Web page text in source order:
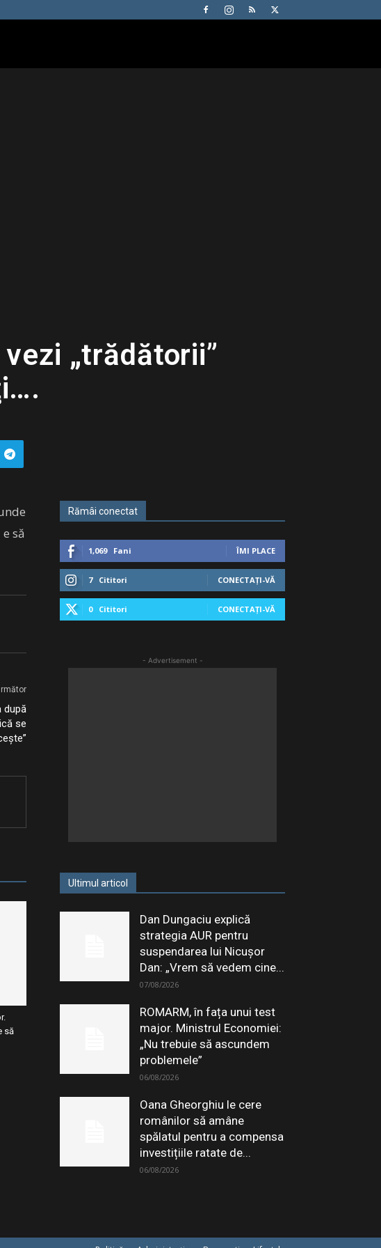
„trădătorii”
să
după
se
să
Rămâi conectat
1,069 Fani ÎMI PLACE
7 Cititori CONECTAȚI-VĂ
0 Cititori CONECTAȚI-VĂ
- Advertisement -
Ultimul articol
Dan Dungaciu explică
strategia AUR pentru
suspendarea lui Nicușor
Dan: „Vrem să vedem cine...
07/08/2026
ROMARM, în fața unui test
major. Ministrul Economiei:
„Nu trebuie să ascundem
problemele”
06/08/2026
Oana Gheorghiu le cere
românilor să amâne
spălatul pentru a compensa
investițiile ratate de...
06/08/2026